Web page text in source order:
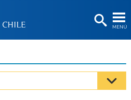
MENÚ
BIBLIOTECAS
Estudiantes